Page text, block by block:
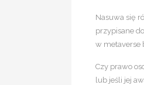
Nasuwa się
przypisane
w metaverse
Czy prawo
lub jeśli jej